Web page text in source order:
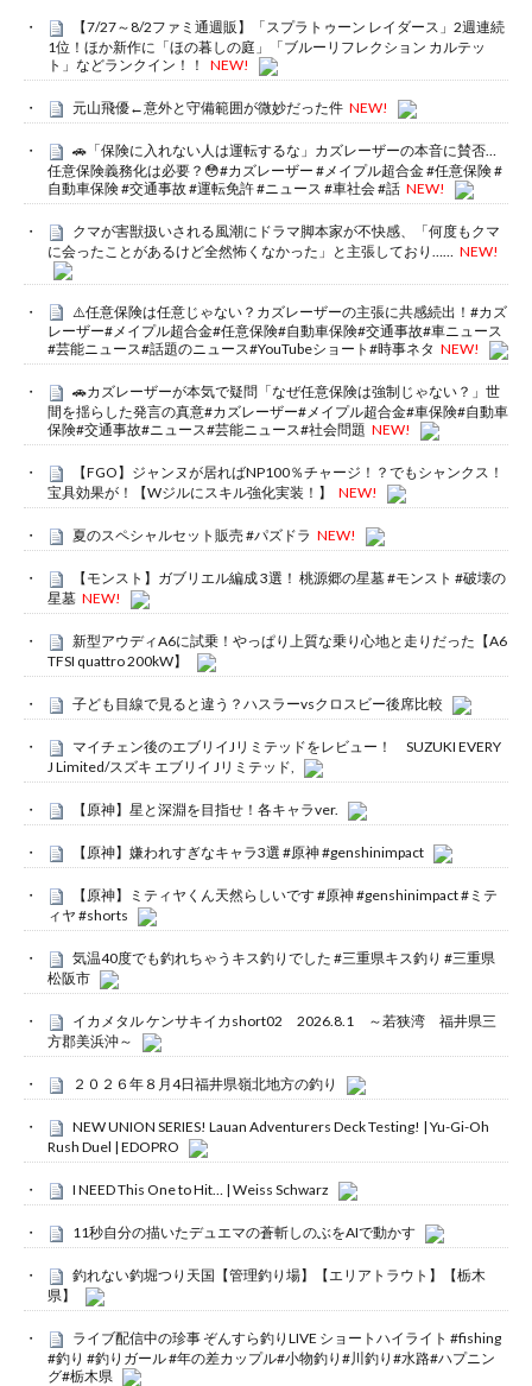
【7/27～8/2ファミ通週販】「スプラトゥーン レイダース」2週連続
1位！ほか新作に「ほの暮しの庭」「ブルーリフレクション カルテッ
ト」などランクイン！！
NEW!
元山飛優←意外と守備範囲が微妙だった件 NEW!
🚗「保険に入れない人は運転するな」カズレーザーの本音に賛否…
任意保険義務化は必要？😳#カズレーザー #メイプル超合金 #任意保険 #
自動車保険 #交通事故 #運転免許 #ニュース #車社会 #話 NEW!
クマが害獣扱いされる風潮にドラマ脚本家が不快感、「何度もクマ
に会ったことがあるけど全然怖くなかった」と主張しており……
NEW!
⚠️任意保険は任意じゃない？カズレーザーの主張に共感続出！#カズ
レーザー#メイプル超合金#任意保険#自動車保険#交通事故#車ニュース
#芸能ニュース#話題のニュース#YouTubeショート#時事ネタ NEW!
🚗カズレーザーが本気で疑問「なぜ任意保険は強制じゃない？」世
間を揺らした発言の真意#カズレーザー#メイプル超合金#車保険#自動車
保険#交通事故#ニュース#芸能ニュース#社会問題 NEW!
【FGO】ジャンヌが居ればNP100％チャージ！？でもシャンクス！
宝具効果が！【Wジルにスキル強化実装！】
NEW!
夏のスペシャルセット販売 #パズドラ NEW!
【モンスト】ガブリエル編成 3選！ 桃源郷の星墓 #モンスト #破壊の
星墓 NEW!
新型アウディA6に試乗！やっぱり上質な乗り心地と走りだった【A6
TFSI quattro 200kW】
子ども目線で見ると違う？ハスラーvsクロスビー後席比較
マイチェン後のエブリイJリミテッドをレビュー！ SUZUKI EVERY
J Limited/スズキ エブリイ Jリミテッド,
【原神】星と深淵を目指せ！各キャラver.
【原神】嫌われすぎなキャラ3選 #原神 #genshinimpact
【原神】ミティヤくん天然らしいです #原神 #genshinimpact #ミテ
ィヤ #shorts
気温40度でも釣れちゃうキス釣りでした #三重県キス釣り #三重県
松阪市
イカメタル ケンサキイカshort02 2026.8.1 ～若狭湾 福井県三
方郡美浜沖～
２０２６年８月4日福井県嶺北地方の釣り
NEW UNION SERIES! Lauan Adventurers Deck Testing! | Yu-Gi-Oh
Rush Duel | EDOPRO
I NEED This One to Hit… | Weiss Schwarz
11秒自分の描いたデュエマの蒼斬しのぶをAIで動かす
釣れない釣堀つり天国【管理釣り場】【エリアトラウト】【栃木
県】
ライブ配信中の珍事 ぞんすら釣りLIVE ショートハイライト #fishing
#釣り #釣りガール #年の差カップル#小物釣り#川釣り#水路#ハプニン
グ#栃木県